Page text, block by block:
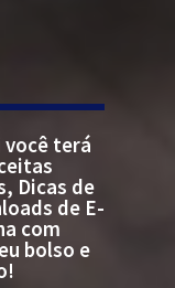
terá
Dicas de
de E-
com
bolso e